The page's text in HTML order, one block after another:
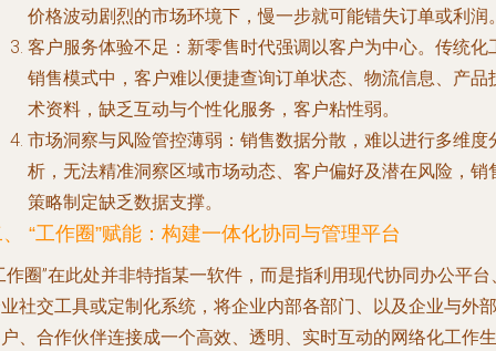
价格波动剧烈的市场环境下，慢一步就可能错失订单或利润
客户服务体验不足 ：新零售时代强调以客户为中心。传统化
销售模式中，客户难以便捷查询订单状态、物流信息、产品
术资料，缺乏互动与个性化服务，客户粘性弱。
市场洞察与风险管控薄弱 ：销售数据分散，难以进行多维度
析，无法精准洞察区域市场动态、客户偏好及潜在风险，销
策略制定缺乏数据支撑。
“工作圈”赋能：构建一体化协同与管理平台
作圈”在此处并非特指某一软件，而是指利用现代协同办公平台
社交工具或定制化系统，将企业内部各部门、以及企业与外部
、合作伙伴连接成一个高效、透明、实时互动的网络化工作生